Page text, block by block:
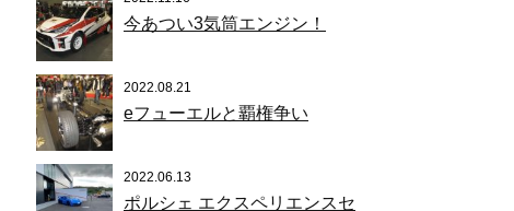
今あつい3気筒エンジン！
2022.08.21
eフューエルと覇権争い
2022.06.13
ポルシェ エクスペリエンスセ